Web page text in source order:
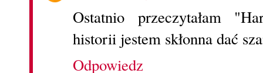
Ostatnio przeczytałam
historii jestem skłonna dać
Odpowiedz